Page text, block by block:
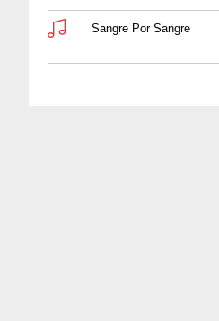
Sangre Por Sangre